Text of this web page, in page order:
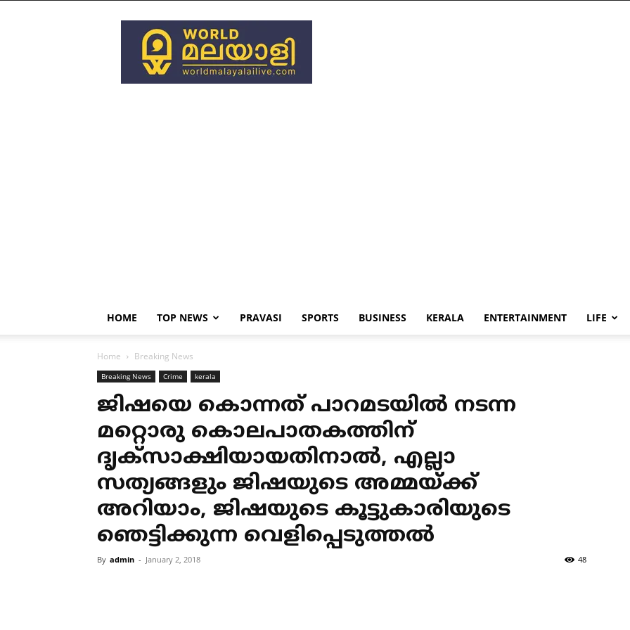
World
Malayali
Live
HOME TOP NEWS PRAVASI SPORTS BUSINESS KERALA ENTERTAINMENT LIFE
Home Breaking News
Breaking News Crime kerala
ജിഷയെ കൊന്നത് പാറമടയില്‍ നടന്ന
മറ്റൊരു കൊലപാതകത്തിന്
ദൃക്‌സാക്ഷിയായതിനാല്‍, എല്ലാ
സത്യങ്ങളും ജിഷയുടെ അമ്മയ്ക്ക്
അറിയാം, ജിഷയുടെ കൂട്ടുകാരിയുടെ
ഞെട്ടിക്കുന്ന വെളിപ്പെടുത്തല്‍
By admin - January 2, 2018 48